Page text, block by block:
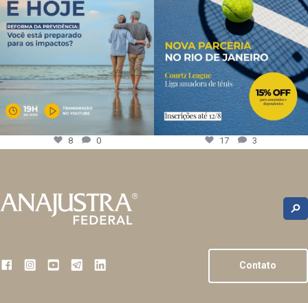
8 0 17 3
Contato